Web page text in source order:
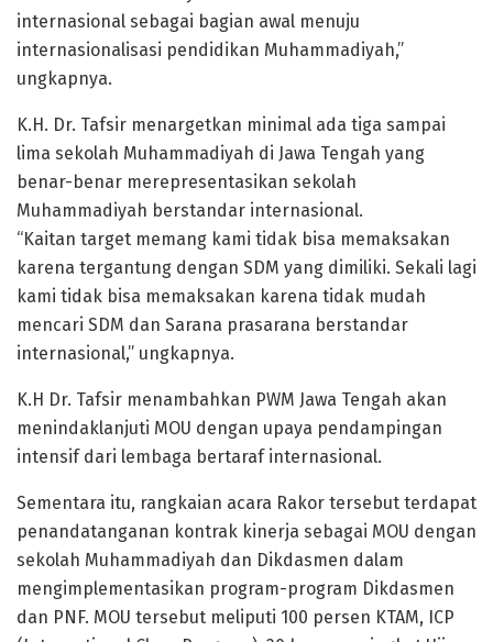
internasional sebagai bagian awal menuju
internasionalisasi pendidikan Muhammadiyah,”
ungkapnya.
K.H. Dr. Tafsir menargetkan minimal ada tiga sampai
lima sekolah Muhammadiyah di Jawa Tengah yang
benar-benar merepresentasikan sekolah
Muhammadiyah berstandar internasional.
“Kaitan target memang kami tidak bisa memaksakan
karena tergantung dengan SDM yang dimiliki. Sekali lagi
kami tidak bisa memaksakan karena tidak mudah
mencari SDM dan Sarana prasarana berstandar
internasional,” ungkapnya.
K.H Dr. Tafsir menambahkan PWM Jawa Tengah akan
menindaklanjuti MOU dengan upaya pendampingan
intensif dari lembaga bertaraf internasional.
Sementara itu, rangkaian acara Rakor tersebut terdapat
penandatanganan kontrak kinerja sebagai MOU dengan
sekolah Muhammadiyah dan Dikdasmen dalam
mengimplementasikan program-program Dikdasmen
dan PNF. MOU tersebut meliputi 100 persen KTAM, ICP